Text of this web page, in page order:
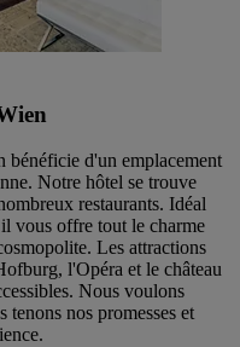
d'un emplacement
Notre hôtel se trouve
restaurants. Idéal
vous offre tout le charme
Les attractions
l'Opéra et le château
Nous voulons
nos promesses et